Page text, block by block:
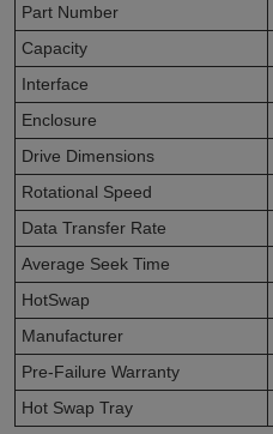
Part Number
Capacity
Interface
Enclosure
Drive Dimensions
Rotational Speed
Data Transfer Rate
Average Seek Time
HotSwap
Manufacturer
Pre-Failure Warranty
Hot Swap Tray